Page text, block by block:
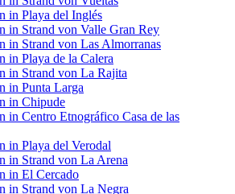
in Playa del Inglés
in Strand von Valle Gran Rey
in Strand von Las Almorranas
in Playa de la Calera
in Strand von La Rajita
in Punta Larga
in Chipude
in Centro Etnográfico Casa de las
in Playa del Verodal
in Strand von La Arena
in El Cercado
in Strand von La Negra